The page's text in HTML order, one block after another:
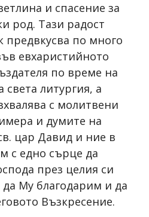
и спасение за
род. Тази радост
предвкусва по много
евхаристийното
по време на
света литургия, а
с молитвени
и думите на
цар Давид и ние в
с едно сърце да
през целия си
да Му благодарим и да
Възкресение.